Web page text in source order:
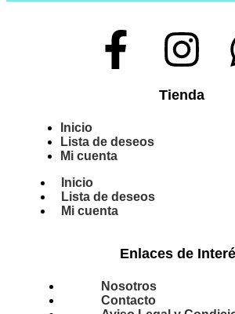
Tienda
Inicio
Lista de deseos
Mi cuenta
Inicio
Lista de deseos
Mi cuenta
Enlaces de
Nosotros
Contacto